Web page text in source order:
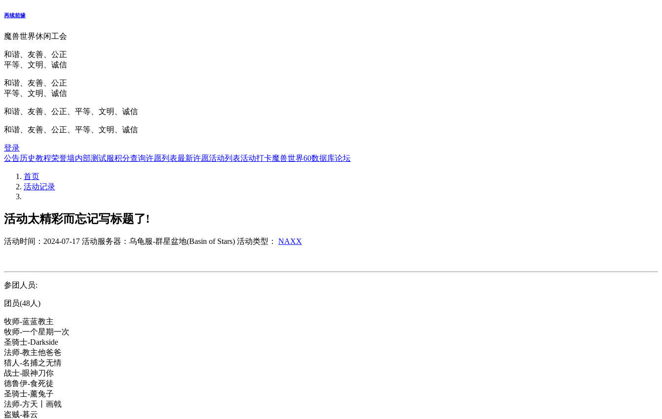
再续前缘
魔兽世界休闲工会
和谐、友善、公正
平等、文明、诚信
和谐、友善、公正
平等、文明、诚信
和谐、友善、公正、平等、文明、诚信
和谐、友善、公正、平等、文明、诚信
登录
公告历史教程荣誉墙内部测试服积分查询许愿列表最新许愿活动列表活动打卡魔兽世界60数据库论坛
首页
活动记录
活动太精彩而忘记写标题了!
活动时间：2024-07-17 活动服务器：乌龟服-群星盆地(Basin of Stars) 活动类型： NAXX
参团人员:
团员(48人)
牧师-蓝蓝教主
牧师-一个星期一次
圣骑士-Darkside
法师-教主他爸爸
猎人-名捕之无情
战士-眼神刀你
德鲁伊-食死徒
圣骑士-薰兔子
法师-方天丨画戟
盗贼-暮云